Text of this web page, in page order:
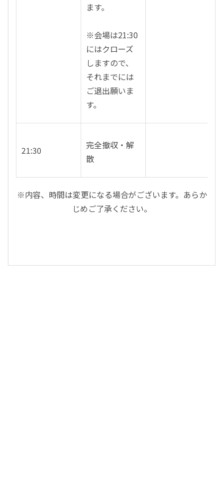
ます。
※会場は21:30
にはクローズ
しますので、
それまでには
ご退出願いま
す。
21:30
完全撤収・解
散
※内容、時間は変更になる場合がございます。あらか
じめご了承ください。